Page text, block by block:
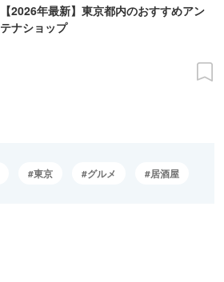
【2026年最新】東京都内のおすすめアン
テナショップ
東京 グルメ 居酒屋